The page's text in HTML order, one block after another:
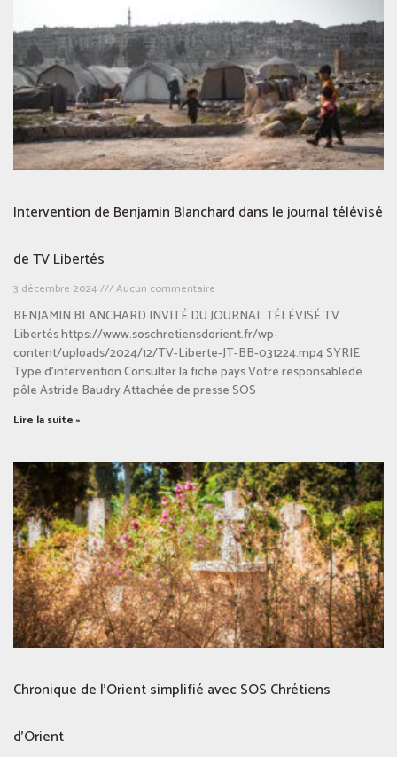
Intervention de Benjamin Blanchard dans le journal télévisé
de TV Libertés
3 décembre 2024 Aucun commentaire
BENJAMIN BLANCHARD INVITÉ DU JOURNAL TÉLÉVISÉ TV
Libertés https://www.soschretiensdorient.fr/wp-
content/uploads/2024/12/TV-Liberte-JT-BB-031224.mp4 SYRIE
Type d’intervention Consulter la fiche pays Votre responsablede
pôle Astride Baudry Attachée de presse SOS
Lire la suite »
Chronique de l’Orient simplifié avec SOS Chrétiens
d’Orient